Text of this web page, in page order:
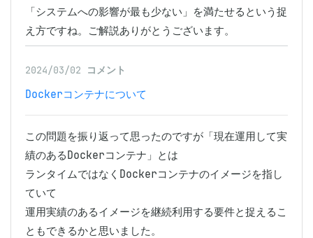
「システムへの影響が最も少ない」を満たせるという捉
え方ですね。ご解説ありがとうございます。
2024/03/02 コメント
Dockerコンテナについて
この問題を振り返って思ったのですが「現在運用して実
績のあるDockerコンテナ」とは
ランタイムではなくDockerコンテナのイメージを指し
ていて
運用実績のあるイメージを継続利用する要件と捉えるこ
ともできるかと思いました。